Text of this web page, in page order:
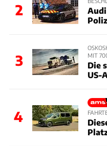
2
3
MIT
Die
US-
4